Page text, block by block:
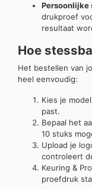
Persoonlijke
drukproef
resultaat
Hoe
Het bestellen van
heel eenvoudig:
Kies je
past.
Bepaal het
10 stuks
Upload je
controleert
Keuring &
proefdruk